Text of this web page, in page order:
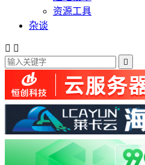
资源工具
杂谈
 
